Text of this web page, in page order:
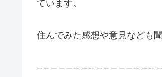
ています。
住んでみた感想や意見なども
– – – – – – – – – – – – – – – –